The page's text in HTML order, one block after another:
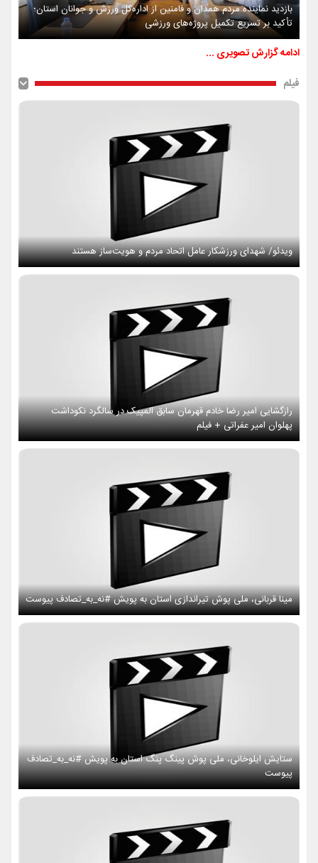
بازدید نماینده مردم همدان و فامنین از اداره‌کل ورزش و جوانان استان؛
تأکید بر تسریع تکمیل پروژه‌های ورزشی
ادامه گزارش تصویری ...
فیلم
ویدئو/ شهدای ورزشکار عامل اتحاد مردم و هویت‌ساز هستند
رازگشایی امیر رضا خادم قهرمان سابق المپیک در سالگرد نکوداشت
پهلوان امیر عفراتی + فیلم
مینا قربانی، ملی پوش تیراندازی استان به پویش #نه_به_تصادف پیوست
ستایش ایلوخانی، ملی پوش پینگ پنگ استان به پویش #نه_به_تصادف
پیوست